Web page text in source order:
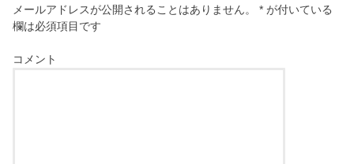
メールアドレスが公開されることはありません。 * が付いている
欄は必須項目です
コメント